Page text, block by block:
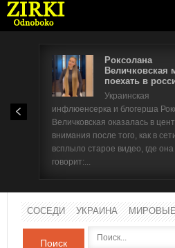
Роксолана
Величковская
поехать в
Украинская
инфлюенсерка и блогерша
Величковская оказалась в
внимания после того, как в
всплыло старое видео, где она
говорит:...
СОСЕДИ УКРАИНА
Поиск